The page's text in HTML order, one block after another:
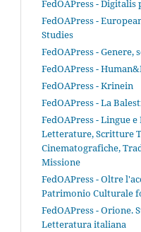
FedOAPress -
FedOAPress -
Studies
FedOAPress - Genere,
FedOAPress -
FedOAPress - Krinein
FedOAPress - La
FedOAPress - Lingue
Letterature, Scritture
Cinematografiche,
Missione
FedOAPress - Oltre
Patrimonio Culturale
FedOAPress - Orione.
Letteratura italiana